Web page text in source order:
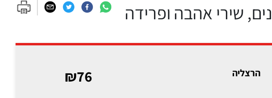
שירי אהבה ופרידה
הרצליה ₪76